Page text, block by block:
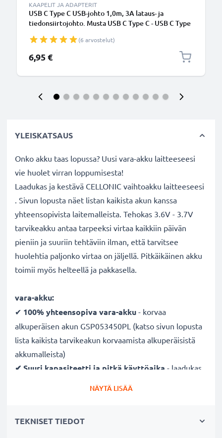
KAAPELIT JA ADAPTERIT
USB C Type C USB-johto 1,0m, 3A lataus- ja
tiedonsiirtojohto. Musta USB C Type C - USB C Type
(6 arvostelut)
6,95 €
YLEISKATSAUS
Onko akku taas lopussa? Uusi vara-akku laitteeseesi
vie huolet virran loppumisesta!
Laadukas ja kestävä CELLONIC vaihtoakku laitteeseesi
. Sivun lopusta näet listan kaikista akun kanssa
yhteensopivista laitemalleista. Tehokas 3.6V - 3.7V
tarvikeakku antaa tarpeeksi virtaa kaikkiin päivän
pieniin ja suuriin tehtäviin ilman, että tarvitsee
huolehtia paljonko virtaa on jäljellä. Pitkäikäinen akku
toimii myös helteellä ja pakkasella.
vara-akku:
✔ 100% yhteensopiva vara-akku - korvaa
alkuperäisen akun GSP053450PL (katso sivun lopusta
lista kaikista tarvikeakun korvaamista alkuperäisistä
akkumalleista)
✔ Suuri kapasiteetti ja pitkä käyttöaika - laadukas
lataustauoilta
NÄYTÄ LISÄÄ
TEKNISET TIEDOT